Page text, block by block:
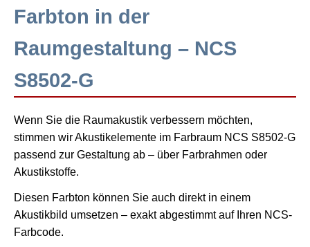
Farbton in der
Raumgestaltung – NCS
S8502-G
Wenn Sie die Raumakustik verbessern möchten,
stimmen wir Akustikelemente im Farbraum NCS S8502-G
passend zur Gestaltung ab – über Farbrahmen oder
Akustikstoffe.
Diesen Farbton können Sie auch direkt in einem
Akustikbild umsetzen – exakt abgestimmt auf Ihren NCS-
Farbcode.